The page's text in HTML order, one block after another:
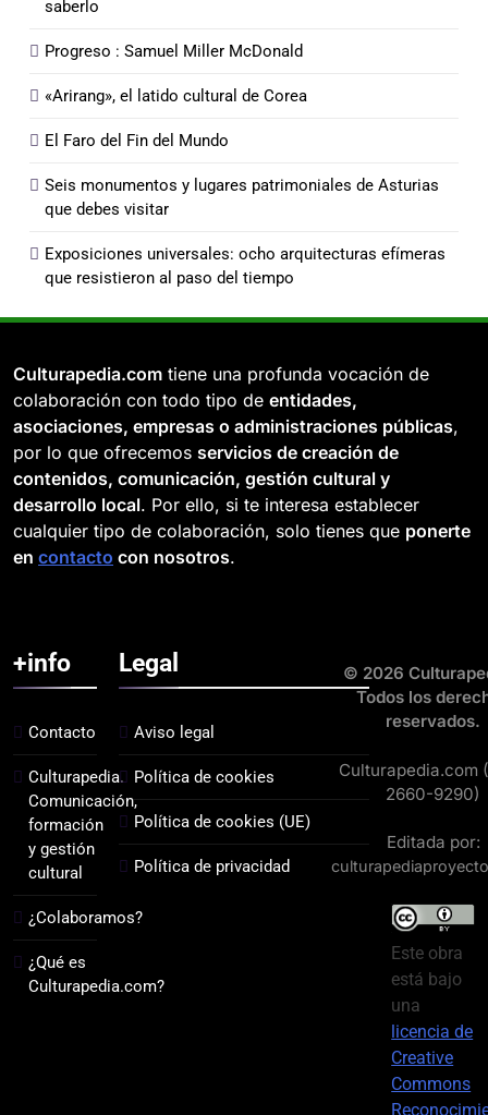
saberlo
Progreso : Samuel Miller McDonald
«Arirang», el latido cultural de Corea
El Faro del Fin del Mundo
Seis monumentos y lugares patrimoniales de Asturias
que debes visitar
Exposiciones universales: ocho arquitecturas efímeras
que resistieron al paso del tiempo
Culturapedia.com tiene una profunda vocación de
colaboración con todo tipo de entidades,
asociaciones, empresas o administraciones públicas,
por lo que ofrecemos servicios de creación de
contenidos, comunicación, gestión cultural y
desarrollo local. Por ello, si te interesa establecer
cualquier tipo de colaboración, solo tienes que ponerte
en contacto con nosotros.
+info
Contacto
Culturapedia.
Comunicación,
formación
y gestión
cultural
¿Colaboramos?
¿Qué es
Culturapedia.com?
Legal
Aviso legal
Política de cookies
Política de cookies (UE)
Política de privacidad
© 2026
Todos los
reservados.
Culturapedia.com
2660-9290)
Editada por:
Este obra
está bajo
una
licencia de
Creative
Commons